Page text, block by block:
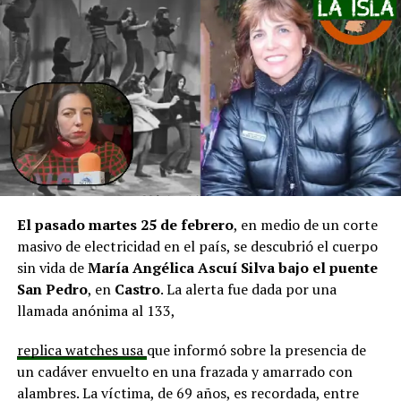
pero que se ha solicitado priorizar proyectos que estén
en línea con una disminución de los montos disponibles,
agregando que en su comuna tienen iniciativas
aprobadas que aún esperan financiamiento, como la
infraestructura del Club Deportivo Bernardo O’Higgins
y el cierre perimetral del Club Deportivo Aucar, obras
fundamentales para el desarrollo comunitario.
El alcalde de Quemchi, Javier Ugarte, expresó una
situación similar, señalando que en su comuna tienen
proyectos elegibles tanto en PMU como en PMB, pero
que hasta la fecha no han recibido respuesta clara sobre
si se entregarán los recursos.“Preocupa esta situación,
estos son proyectos que vienen trabajándose desde
hace tiempo y que hoy están en riesgo por la falta de
En la comuna deCuraco de Vélez, la alcaldesa Javiera
Yáñezindicó que históricamente la Subdere ha apoyado
El pasado martes 25 de febrero, en medio de un corte
masivo de electricidad en el país, se descubrió el cuerpo
sin vida deMaría Angélica Ascuí Silvabajo el puente
San Pedro, en Castro. La alerta fue dada por una
llamada anónima al 133,
replica watches usa que informó sobre la presencia de
un cadáver envuelto en una frazada y amarrado con
alambres. La víctima, de 69 años, es recordada, entre